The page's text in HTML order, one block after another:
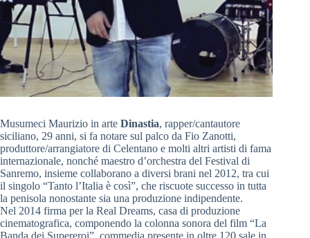
Musumeci Maurizio in arte Dinastia, rapper/cantautore
siciliano, 29 anni, si fa notare sul palco da Fio Zanotti,
produttore/arrangiatore di Celentano e molti altri artisti di fama
internazionale, nonché maestro d’orchestra del Festival di
Sanremo, insieme collaborano a diversi brani nel 2012, tra cui
il singolo “Tanto l’Italia è così”, che riscuote successo in tutta
la penisola nonostante sia una produzione indipendente.
Nel 2014 firma per la Real Dreams, casa di produzione
cinematografica, componendo la colonna sonora del film “La